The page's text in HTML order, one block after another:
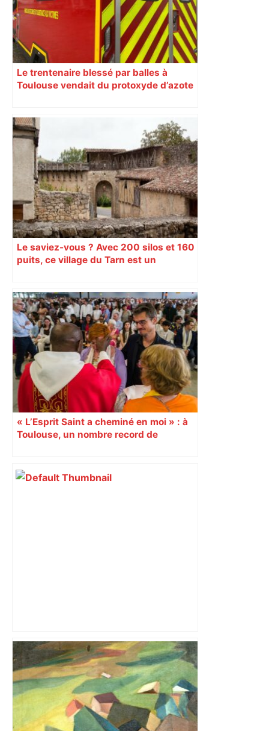
Le trentenaire blessé par balles à
Toulouse vendait du protoxyde d’azote
Le saviez-vous ? Avec 200 silos et 160
puits, ce village du Tarn est un
« L’Esprit Saint a cheminé en moi » : à
Toulouse, un nombre record de
1 000 jeunes et adultes qui ont reçu la
confirmation, se sont rassemblées
Top 14: comment Perpignan a une
nouvelle fois fait tomber Toulouse? –
RMC Sport